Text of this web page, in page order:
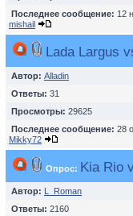
Последнее сообщение: 12
mishail
Lada Largus
Автор: Alladin
Ответы: 31
Просмотры: 29625
Последнее сообщение: 28
Mikky72
Опрос: Kia Rio
Автор: L_Roman
Ответы: 2160